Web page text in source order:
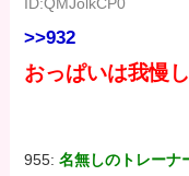
ID:QMJolkCP0
>>932
おっぱいは我慢
955:名無しのトレーナ